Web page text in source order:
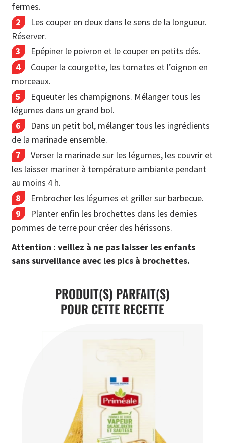
fermes.
Les couper en deux dans le sens de la longueur.
Réserver.
Epépiner le poivron et le couper en petits dés.
Couper la courgette, les tomates et l’oignon en
morceaux.
Equeuter les champignons. Mélanger tous les
légumes dans un grand bol.
Dans un petit bol, mélanger tous les ingrédients
de la marinade ensemble.
Verser la marinade sur les légumes, les couvrir et
les laisser mariner à température ambiante pendant
au moins 4 h.
Embrocher les légumes et griller sur barbecue.
Planter enfin les brochettes dans les demies
pommes de terre pour créer des hérissons.
Attention : veillez à ne pas laisser les enfants
sans surveillance avec les pics à brochettes.
PRODUIT(S) PARFAIT(S)
POUR CETTE RECETTE